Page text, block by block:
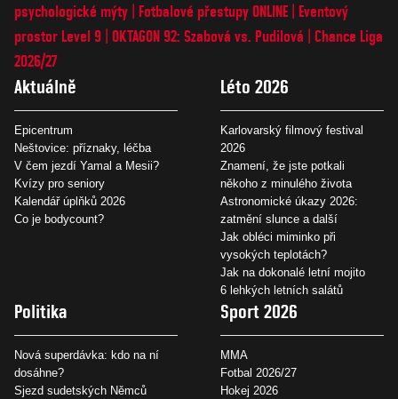
psychologické mýty
Fotbalové přestupy ONLINE
Eventový
prostor Level 9 OKTAGON 92: Szabová vs. Pudilová
Chance Liga
2026/27
Aktuálně
Epicentrum
Neštovice: příznaky, léčba
V čem jezdí Yamal a Mesii?
Kvízy pro seniory
Kalendář úplňků 2026
Co je bodycount?
Léto 2026
Karlovarský filmový festival
2026
Znamení, že jste potkali
někoho z minulého života
Astronomické úkazy 2026:
zatmění slunce a další
Jak obléci miminko při
vysokých teplotách?
Jak na dokonalé letní mojito
6 lehkých letních salátů
Politika
Nová superdávka: kdo na ní
dosáhne?
Sjezd sudetských Němců
Sport 2026
MMA
Fotbal 2026/27
Hokej 2026